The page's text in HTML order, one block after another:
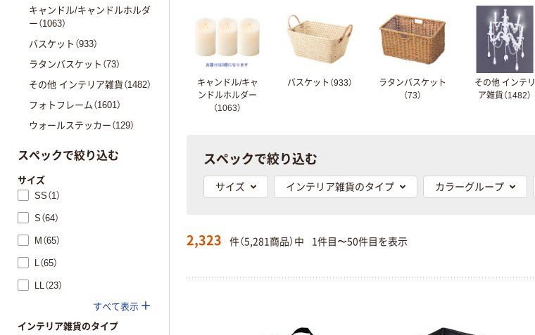
キャンドル/キャ
ンドルホルダー
（1063）
バスケット（933）
ラタンバスケット
（73）
その他 インテリ
ア雑貨（1482）
スペックで絞り込む
サイズ インテリア雑貨のタイプ カラーグループ
2,323 件（5,281商品）中 1件目〜50件目を表示
キャンドル/キャンドルホルダ
ー（1063）
バスケット（933）
ラタンバスケット（73）
その他 インテリア雑貨（1482）
フォトフレーム（1601）
ウォールステッカー（129）
スペックで絞り込む
サイズ
SS（1）
S（64）
M（65）
L（65）
LL（23）
すべて表示
インテリア雑貨のタイプ